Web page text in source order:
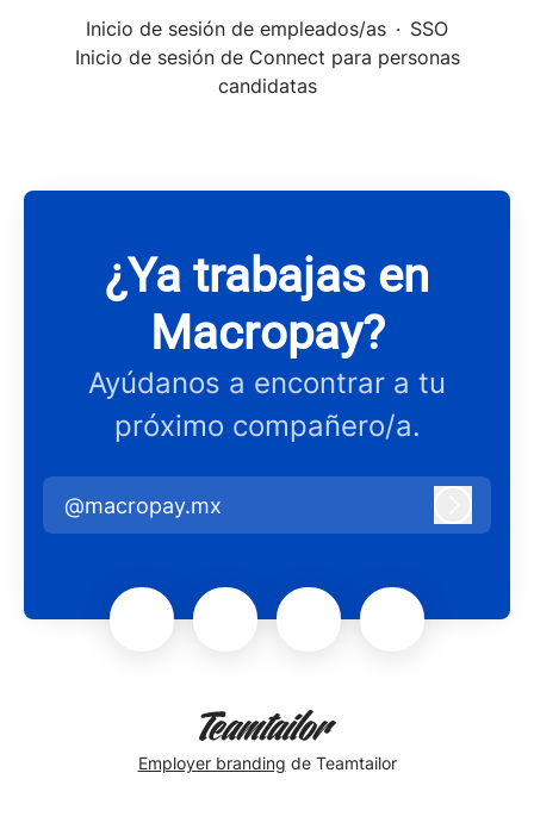
Inicio de sesión de empleados/as · SSO
Inicio de sesión de Connect para personas
candidatas
¿Ya trabajas en
Macropay?
Ayúdanos a encontrar a tu
próximo compañero/a.
@macropay.mx
Employer branding de Teamtailor